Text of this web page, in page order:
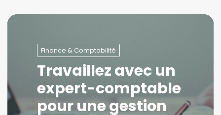
Finance & Comptabilité
Travaillez avec un
expert-comptable
pour une gestion